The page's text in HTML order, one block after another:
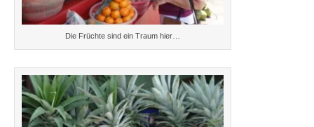
Die Früchte sind ein Traum hier…